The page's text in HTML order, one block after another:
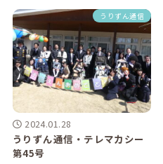
うりずん通信
2024.01.28
うりずん通信・テレマカシー
第45号